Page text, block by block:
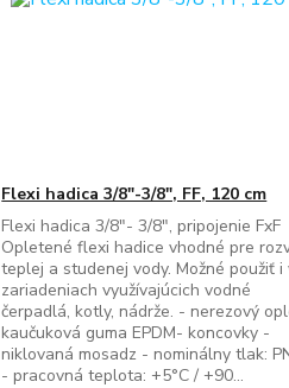
Flexi hadica 3/8"-3/8", FF, 120 cm
Flexi hadica 3/8"- 3/8", pripojenie FxF
Opletené flexi hadice vhodné pre
teplej a studenej vody. Možné použiť i
zariadeniach využívajúcich vodné
čerpadlá, kotly, nádrže. - nerezový
kaučuková guma EPDM- koncovky -
niklovaná mosadz - nominálny tlak:
- pracovná teplota: +5°C / +90...